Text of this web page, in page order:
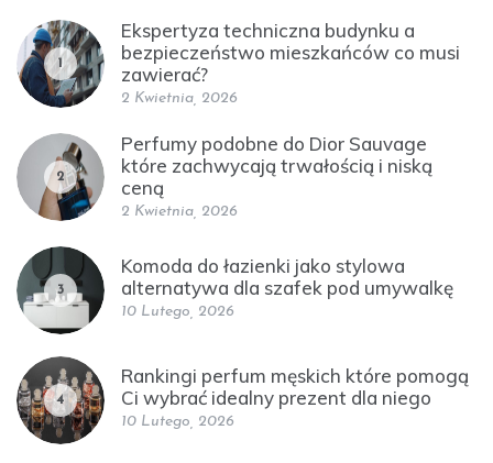
1
Ekspertyza techniczna budynku a
bezpieczeństwo mieszkańców co musi
zawierać?
2 Kwietnia, 2026
2
Perfumy podobne do Dior Sauvage
które zachwycają trwałością i niską
ceną
2 Kwietnia, 2026
3
Komoda do łazienki jako stylowa
alternatywa dla szafek pod umywalkę
10 Lutego, 2026
4
Rankingi perfum męskich które pomogą
Ci wybrać idealny prezent dla niego
10 Lutego, 2026